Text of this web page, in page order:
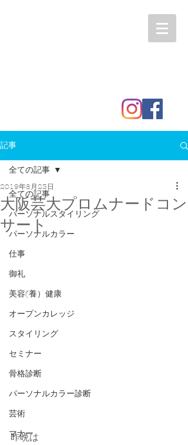
記事
全ての記事
パーソナルスタイリング
パーソナルカラー
仕事
御礼
美容(養）健康
オープンカレッジ
スタイリング
セミナー
骨格診断
パーソナルカラー診断
芸術
マナー
全ての記事
大阪芸大プロムナードコン
サート
2019年8月23日
昨晩は